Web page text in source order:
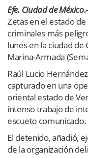
Efe. Ciudad de México.-
Zetas en el estado
criminales más
lunes en la ciudad
Marina-Armada
Raúl Lucio
capturado en una
oriental estado de
intenso trabajo de
escueto comunicado.
El detenido, añadió,
de la organización